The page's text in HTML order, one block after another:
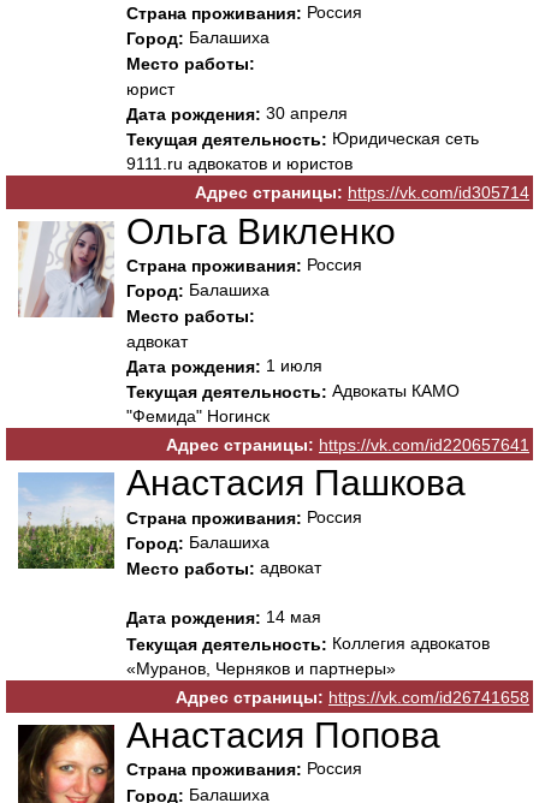
Страна проживания: Россия
Город: Балашиха
Место работы:
юрист
Дата рождения: 30 апреля
Текущая деятельность: Юридическая сеть
9111.ru адвокатов и юристов
Адрес страницы: https://vk.com/id305714
Ольга Викленко
Страна проживания: Россия
Город: Балашиха
Место работы:
адвокат
Дата рождения: 1 июля
Текущая деятельность: Адвокаты КАМО
"Фемида" Ногинск
Адрес страницы: https://vk.com/id220657641
Анастасия Пашкова
Страна проживания: Россия
Город: Балашиха
Место работы: адвокат
Дата рождения: 14 мая
Текущая деятельность: Коллегия адвокатов
«Муранов, Черняков и партнеры»
Адрес страницы: https://vk.com/id26741658
Анастасия Попова
Страна проживания: Россия
Город: Балашиха